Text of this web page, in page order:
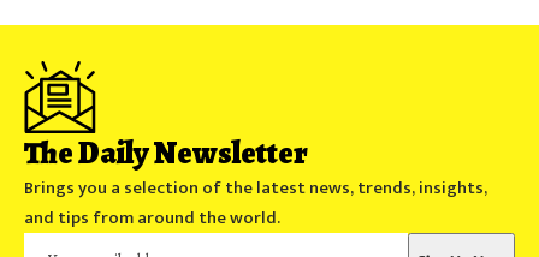
The Daily Newsletter
Brings you a selection of the latest news, trends, insights,
and tips from around the world.